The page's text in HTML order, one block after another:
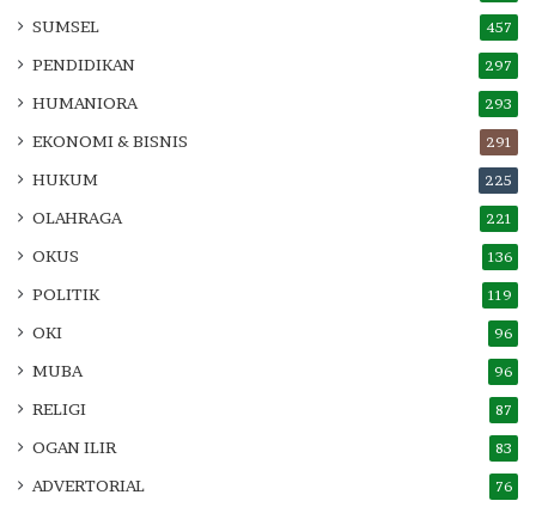
SUMSEL 457
PENDIDIKAN 297
HUMANIORA 293
EKONOMI & BISNIS 291
HUKUM 225
OLAHRAGA 221
OKUS 136
POLITIK 119
OKI 96
MUBA 96
RELIGI 87
OGAN ILIR 83
ADVERTORIAL 76